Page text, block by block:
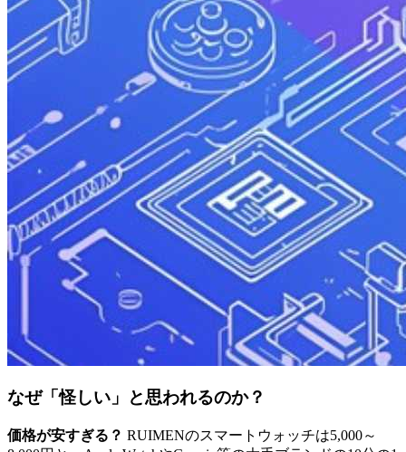
なぜ「怪しい」と思われるのか？
価格が安すぎる？ RUIMENのスマートウォッチは5,000～